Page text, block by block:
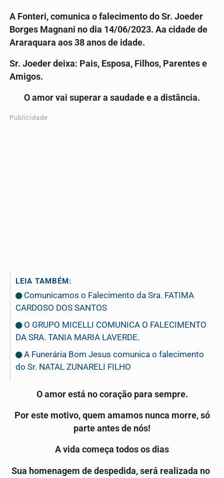
A Fonteri, comunica o falecimento do Sr. Joeder
Borges Magnani no dia 14/06/2023. Aa cidade de
Araraquara aos 38 anos de idade.
Sr. Joeder deixa: Pais, Esposa, Filhos, Parentes e
Amigos.
O amor vai superar a saudade e a distância.
Publicidade
LEIA TAMBÉM:
Comunicamos o Falecimento da Sra. FATIMA
CARDOSO DOS SANTOS
O GRUPO MICELLI COMUNICA O FALECIMENTO
DA SRA. TANIA MARIA LAVERDE.
A Funerária Bom Jesus comunica o falecimento
do Sr. NATAL ZUNARELI FILHO
O amor está no coração para sempre.
Por este motivo, quem amamos nunca morre, só
parte antes de nós!
A vida começa todos os dias
Sua homenagem de despedida, será realizada no